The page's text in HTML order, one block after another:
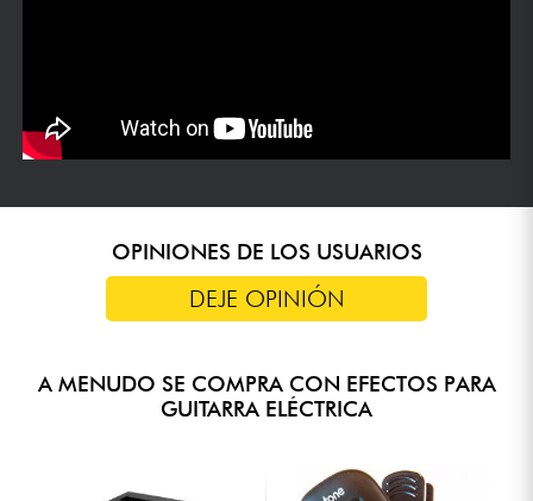
OPINIONES DE LOS USUARIOS
DEJE OPINIÓN
A MENUDO SE COMPRA CON EFECTOS PARA
GUITARRA ELÉCTRICA